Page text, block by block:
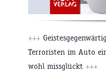
+++
Terroristen im Auto
wohl missglückt +++